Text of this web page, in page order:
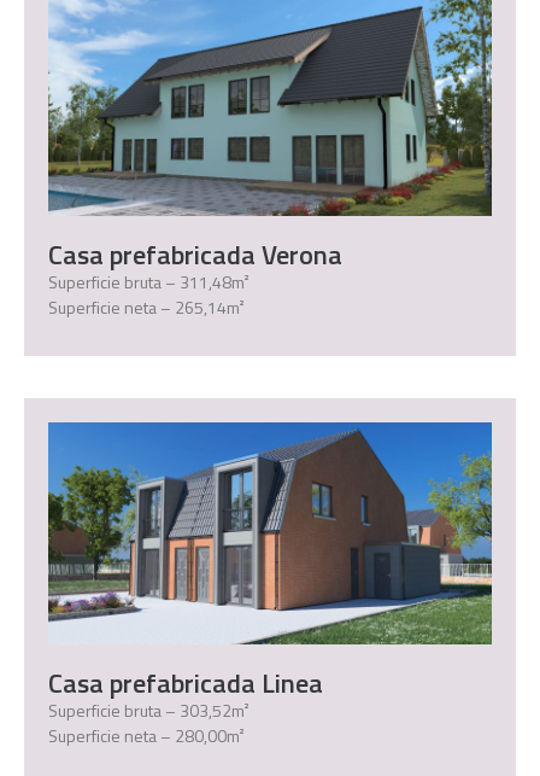
Casa prefabricada Verona
Superficie bruta – 311,48m²
Superficie neta – 265,14m²
Casa prefabricada Linea
Superficie bruta – 303,52m²
Superficie neta – 280,00m²